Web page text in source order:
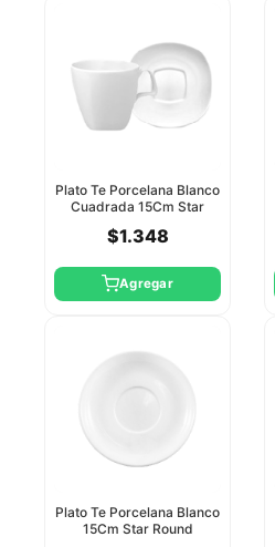
Plato Te Porcelana Blanco
Cuadrada 15Cm Star
$1.348
Agregar
Plato Te Porcelana Blanco
15Cm Star Round